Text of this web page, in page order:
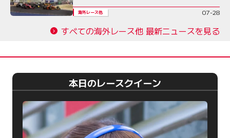
海外レース他 07-28
すべての海外レース他 最新ニュースを見る
本日のレースクイーン